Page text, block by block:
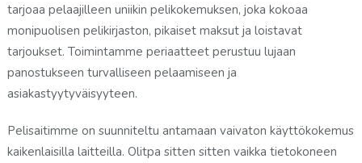
tarjoaa pelaajilleen uniikin pelikokemuksen, joka kokoaa
monipuolisen pelikirjaston, pikaiset maksut ja loistavat
tarjoukset. Toimintamme periaatteet perustuu lujaan
panostukseen turvalliseen pelaamiseen ja
asiakastyytyväisyyteen.
Pelisaitimme on suunniteltu antamaan vaivaton käyttökokemus
kaikenlaisilla laitteilla. Olitpa sitten sitten vaikka tietokoneen